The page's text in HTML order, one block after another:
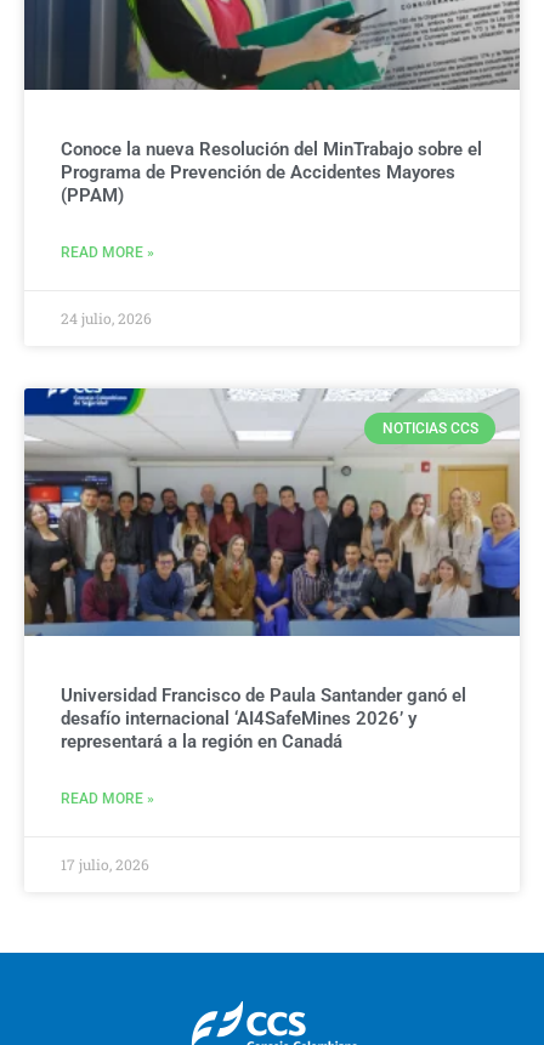
Conoce la nueva Resolución del MinTrabajo sobre el
Programa de Prevención de Accidentes Mayores
(PPAM)
READ MORE »
24 julio, 2026
NOTICIAS CCS
Universidad Francisco de Paula Santander ganó el
desafío internacional ‘AI4SafeMines 2026’ y
representará a la región en Canadá
READ MORE »
17 julio, 2026